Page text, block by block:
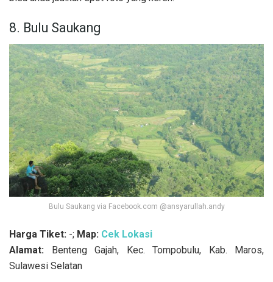
8. Bulu Saukang
Bulu Saukang via Facebook.com @ansyarullah.andy
Harga Tiket: -; Map: Cek Lokasi
Alamat: Benteng Gajah, Kec. Tompobulu, Kab. Maros,
Sulawesi Selatan